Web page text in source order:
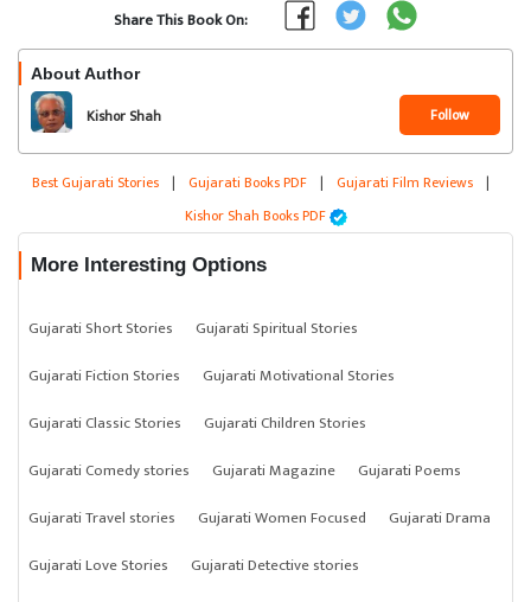
Share This Book On:
About Author
Kishor Shah Follow
Best Gujarati Stories | Gujarati Books PDF | Gujarati Film Reviews |
Kishor Shah Books PDF
More Interesting Options
Gujarati Short Stories
Gujarati Spiritual Stories
Gujarati Fiction Stories
Gujarati Motivational Stories
Gujarati Classic Stories
Gujarati Children Stories
Gujarati Comedy stories
Gujarati Magazine
Gujarati Poems
Gujarati Travel stories
Gujarati Women Focused
Gujarati Drama
Gujarati Love Stories
Gujarati Detective stories